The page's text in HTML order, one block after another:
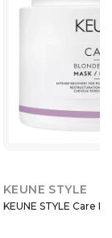
KEUNE STYLE
KEUNE STYLE Care